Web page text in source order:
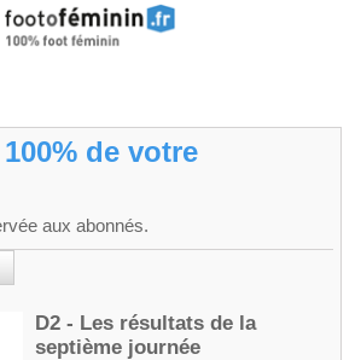
de votre
aux abonnés.
D2 - Les résultats de la
septième journée